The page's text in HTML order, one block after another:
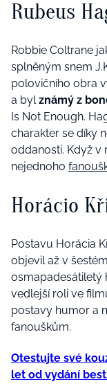
Rubeus
Robbie Coltrane
splněným snem
polovičního obra
a byl známý z
Is Not Enough.
charakter se díky
oddanosti. Když v
nejednoho
Horácio
Postavu Horácia
objevil až v
osmapadesátiletý
vedlejší roli ve
postavy humor a
fanouškům.
Otestujte své
let od vydání